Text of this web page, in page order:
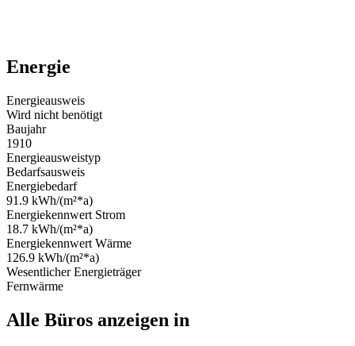
Energie
Energieausweis
Wird nicht benötigt
Baujahr
1910
Energieausweistyp
Bedarfsausweis
Energiebedarf
91.9 kWh/(m²*a)
Energiekennwert Strom
18.7 kWh/(m²*a)
Energiekennwert Wärme
126.9 kWh/(m²*a)
Wesentlicher Energieträger
Fernwärme
Alle Büros anzeigen in